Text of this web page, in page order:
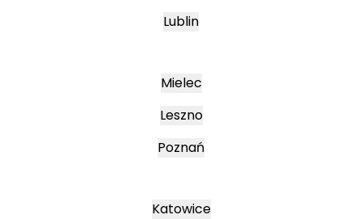
Lublin
Mielec
Leszno
Poznań
Katowice